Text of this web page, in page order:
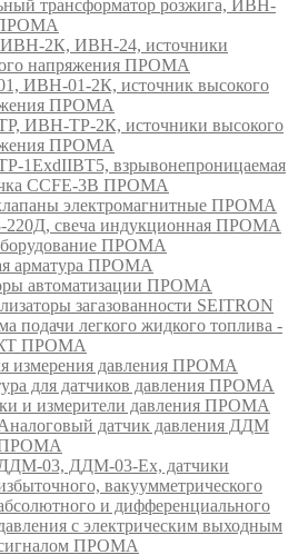
трансформатор розжига, ИВН-
2К, ИВН-24, источники
напряжения ПРОМА
ИВН-01-2К, источник высокого
ПРОМА
ИВН-ТР-2К, источники высокого
ПРОМА
1ExdIIBT5, взрывонепроницаемая
CCFE-3B ПРОМА
электромагнитные ПРОМА
свеча индукционная ПРОМА
ПРОМА
арматура ПРОМА
автоматизации ПРОМА
загазованности SEITRON
подачи легкого жидкого топлива -
ПРОМА
измерения давления ПРОМА
для датчиков давления ПРОМА
и измерители давления ПРОМА
датчик давления ДДМ
ДДМ-03, ДДМ-03-Ех, датчики
вакуумметрического
и дифференциального
с электрическим выходным
ПРОМА